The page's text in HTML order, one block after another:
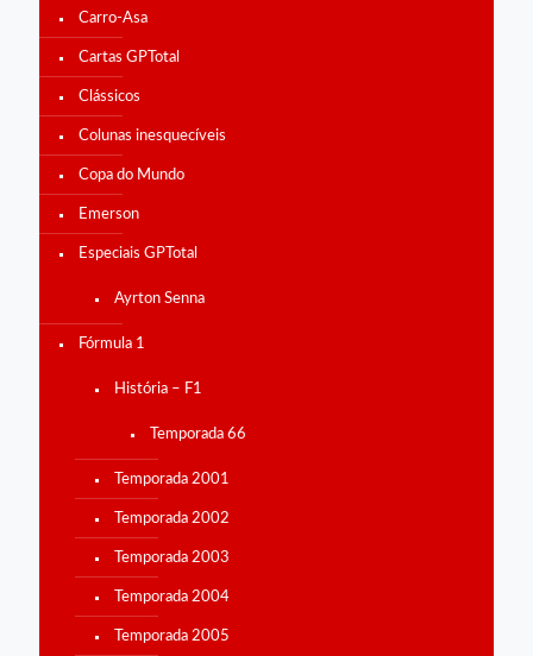
Carro-Asa
Cartas GPTotal
Clássicos
Colunas inesquecíveis
Copa do Mundo
Emerson
Especiais GPTotal
Ayrton Senna
Fórmula 1
História – F1
Temporada 66
Temporada 2001
Temporada 2002
Temporada 2003
Temporada 2004
Temporada 2005